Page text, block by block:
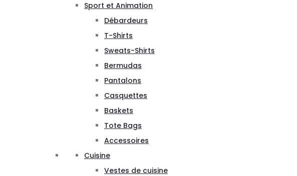
Sport et Animation
Débardeurs
T-Shirts
Sweats-Shirts
Bermudas
Pantalons
Casquettes
Baskets
Tote Bags
Accessoires
Cuisine
Vestes de cuisine